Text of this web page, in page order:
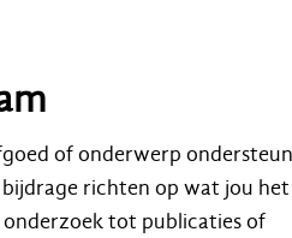
of onderwerp
richten op wat jou
tot publicaties of